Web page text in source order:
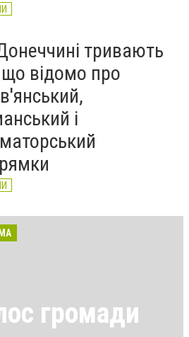
тривають
що відомо про
і
громади